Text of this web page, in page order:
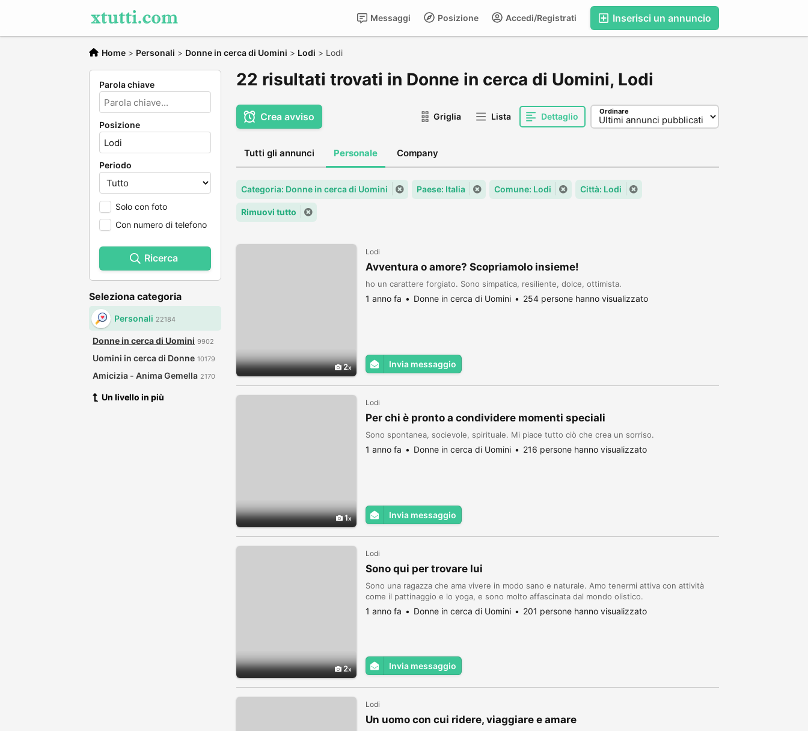
Inserisci un annuncio
Accedi/Registrati
Posizione
Messaggi
Home > Personali > Donne in cerca di Uomini > Lodi > Lodi
Parola chiave
Posizione
Periodo
Solo con foto
Con numero di telefono
Ricerca
Seleziona categoria
Personali 22184
Donne in cerca di Uomini 9902
Uomini in cerca di Donne 10179
Amicizia - Anima Gemella 2170
Un livello in più
22 risultati trovati in Donne in cerca di Uomini, Lodi
Crea avviso Griglia Lista Dettaglio Ordinare
Tutti gli annunci Personale Company
Categoria: Donne in cerca di Uomini Paese: Italia Comune: Lodi Città: Lodi
Rimuovi tutto
2
Lodi
Avventura o amore? Scopriamolo insieme!
ho un carattere forgiato. Sono simpatica, resiliente, dolce, ottimista.
1 anno fa Donne in cerca di Uomini 254 persone hanno visualizzato
Invia messaggio
1
Lodi
Per chi è pronto a condividere momenti speciali
Sono spontanea, socievole, spirituale. Mi piace tutto ciò che crea un sorriso.
1 anno fa Donne in cerca di Uomini 216 persone hanno visualizzato
Invia messaggio
2
Lodi
Sono qui per trovare lui
Sono una ragazza che ama vivere in modo sano e naturale. Amo tenermi attiva con attività
come il pattinaggio e lo yoga, e sono molto affascinata dal mondo olistico.
1 anno fa Donne in cerca di Uomini 201 persone hanno visualizzato
Invia messaggio
Lodi
Un uomo con cui ridere, viaggiare e amare